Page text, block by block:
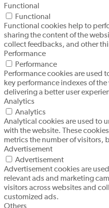
Functional
Functional
Functional cookies help to
sharing the content of the
collect feedbacks, and other
Performance
Performance
Performance cookies are used
key performance indexes of
delivering a better user
Analytics
Analytics
Analytical cookies are used to
with the website. These
metrics the number of visitors,
Advertisement
Advertisement
Advertisement cookies are
relevant ads and marketing
visitors across websites and
customized ads.
Others